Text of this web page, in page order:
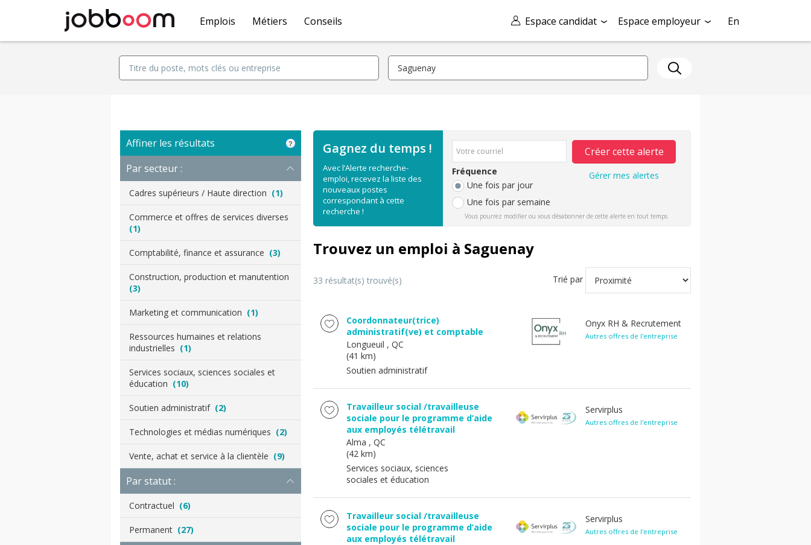
Espace candidat Espace employeur En
Emplois Métiers Conseils
Affiner les résultats
Par secteur :
Cadres supérieurs / Haute direction (1)
Commerce et offres de services diverses
(1)
Comptabilité, finance et assurance (3)
Construction, production et manutention
(3)
Marketing et communication (1)
Ressources humaines et relations
industrielles (1)
Services sociaux, sciences sociales et
éducation (10)
Soutien administratif (2)
Technologies et médias numériques (2)
Vente, achat et service à la clientèle (9)
Par statut :
Contractuel (6)
Permanent (27)
Gagnez du temps !
Avec l’Alerte recherche-
emploi, recevez la liste des
nouveaux postes
correspondant à cette
recherche !
Fréquence
Une fois par jour
Une fois par semaine
Créer cette alerte
Gérer mes alertes
Vous pourrez modifier ou vous désabonner de cette alerte en tout temps.
Trouvez un emploi à Saguenay
33 résultat(s) trouvé(s) Trié par
Coordonnateur(trice)
administratif(ve) et comptable
Longueuil , QC
(41 km)
Soutien administratif
Onyx RH & Recrutement
Autres offres de l'entreprise
Travailleur social /travailleuse
sociale pour le programme d’aide
aux employés télétravail
Alma , QC
(42 km)
Services sociaux, sciences
sociales et éducation
Servirplus
Autres offres de l'entreprise
Travailleur social /travailleuse
sociale pour le programme d’aide
aux employés télétravail
Servirplus
Autres offres de l'entreprise